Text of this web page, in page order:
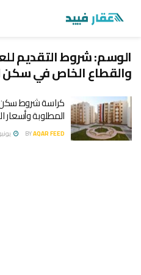
الوسم:شروط التقديم
والقطاع الخاص في سكن
كراسة شروط سكن
المطلوبة وأسعار
BYAQAR FEED يونيو 23,